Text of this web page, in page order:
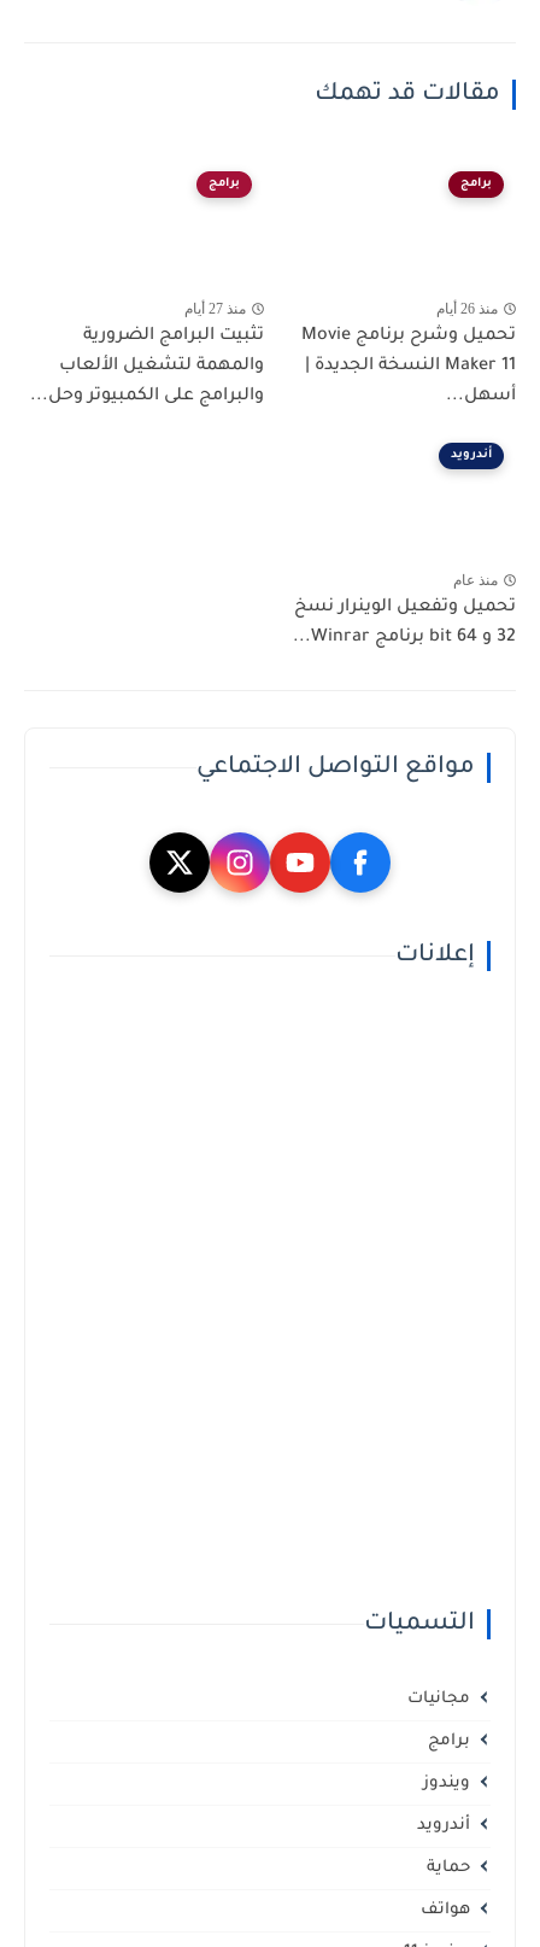
مقالات قد تهمك
برامج
منذ 26 أيام
تحميل وشرح برنامج Movie
Maker 11 النسخة الجديدة |
أسهل...
برامج
منذ 27 أيام
تثبيت البرامج الضرورية
والمهمة لتشغيل الألعاب
والبرامج على الكمبيوتر وحل...
أندرويد
منذ عام
تحميل وتفعيل الوينرار نسخ
32 و 64 bit برنامج Winrar...
مواقع التواصل الاجتماعي
إعلانات
التسميات
مجانيات
برامج
ويندوز
أندرويد
حماية
هواتف